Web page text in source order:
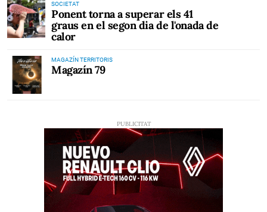
SOCIETAT
Ponent torna a superar els 41
graus en el segon dia de l'onada de
calor
MAGAZÍN TERRITORIS
Magazín 79